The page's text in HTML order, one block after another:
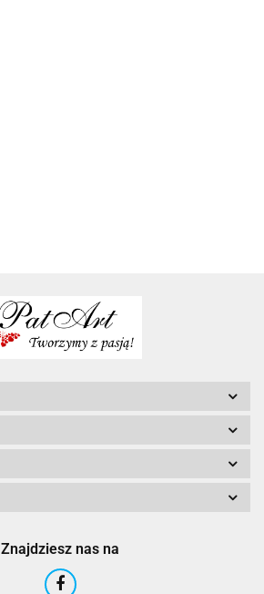
Znajdziesz nas na